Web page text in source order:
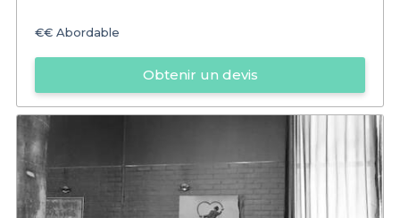
€€ Abordable
Obtenir un devis